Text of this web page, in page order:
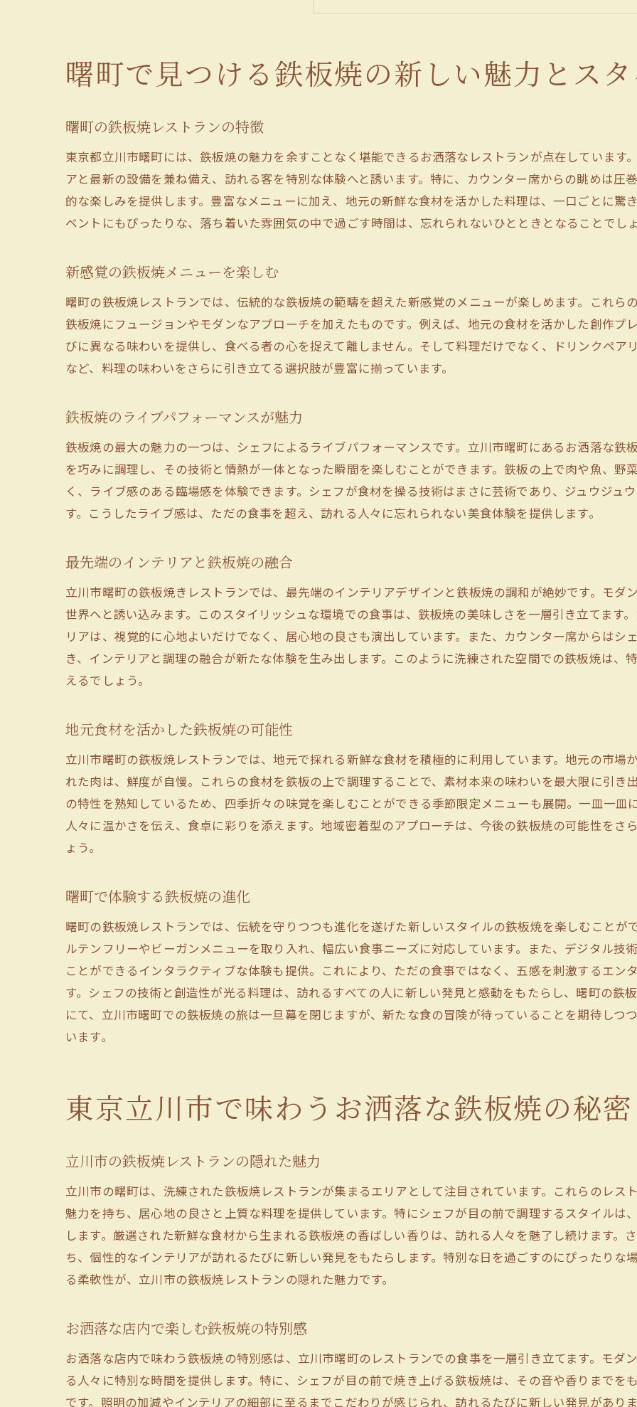
最先端のインテリアと鉄板焼の融合
曙町で体験する鉄板焼の進化
東京立川市で味わうお洒落な鉄板焼の秘密
上質な時間を演出する鉄板焼レストラン
訪れるべき立川市のお洒落鉄板焼スポット
デザイン性の高い鉄板焼レストランの魅力
独自の調理スタイルが生む新しい味
五感で楽しむ立川市の鉄板焼
地元の魅力を引き出す鉄板焼の技
心に残る曙町の鉄板焼ディナー
特別な夜に最適な鉄板焼の魅力
感動を呼ぶ鉄板焼のメニューと演出
鉄板焼で過ごす優雅なディナー体験
立川市で極上の鉄板焼を堪能する方法
立川市の鉄板焼店選びのコツ
知っておきたい鉄板焼の楽しみ方
上質な鉄板焼を立川市で堪能する秘訣
曙町の鉄板焼で特別なひとときを過ごす
記念日に訪れたい鉄板焼レストラン
曙町で過ごす贅沢なディナーの時間
心に残る特別なひとときを鉄板焼で
東京都立川市で鉄板焼の新たな可能性を探る
立川市の鉄板焼界における新潮流
革新的な鉄板焼メニューの開発
立川市の鉄板焼が切り開く新たな地平
素材の真髄を引き出す鉄板焼の技
曙町で究極の鉄板焼メニューを堪能
鉄板焼を通じて感じる曙町の文化
お洒落な曙町で再発見する鉄板焼の魅力
曙町で見つける鉄板焼の新しい魅力とス
曙町の鉄板焼レストランの特徴
東京都立川市曙町には、鉄板焼の魅力を余すことなく堪能できるお洒落なレストランが点在しています
アと最新の設備を兼ね備え、訪れる客を特別な体験へと誘います。特に、カウンター席からの眺めは圧
的な楽しみを提供します。豊富なメニューに加え、地元の新鮮な食材を活かした料理は、一口ごとに驚
ベントにもぴったりな、落ち着いた雰囲気の中で過ごす時間は、忘れられないひとときとなることでし
新感覚の鉄板焼メニューを楽しむ
曙町の鉄板焼レストランでは、伝統的な鉄板焼の範疇を超えた新感覚のメニューが楽しめます。これら
鉄板焼にフュージョンやモダンなアプローチを加えたものです。例えば、地元の食材を活かした創作プ
びに異なる味わいを提供し、食べる者の心を捉えて離しません。そして料理だけでなく、ドリンクペア
など、料理の味わいをさらに引き立てる選択肢が豊富に揃っています。
鉄板焼のライブパフォーマンスが魅力
鉄板焼の最大の魅力の一つは、シェフによるライブパフォーマンスです。立川市曙町にあるお洒落な鉄
を巧みに調理し、その技術と情熱が一体となった瞬間を楽しむことができます。鉄板の上で肉や魚、野
く、ライブ感のある臨場感を体験できます。シェフが食材を操る技術はまさに芸術であり、ジュウジュ
す。こうしたライブ感は、ただの食事を超え、訪れる人々に忘れられない美食体験を提供します。
最先端のインテリアと鉄板焼の融合
立川市曙町の鉄板焼きレストランでは、最先端のインテリアデザインと鉄板焼の調和が絶妙です。モダ
世界へと誘い込みます。このスタイリッシュな環境での食事は、鉄板焼の美味しさを一層引き立てます
リアは、視覚的に心地よいだけでなく、居心地の良さも演出しています。また、カウンター席からはシ
き、インテリアと調理の融合が新たな体験を生み出します。このように洗練された空間での鉄板焼は、
えるでしょう。
地元食材を活かした鉄板焼の可能性
立川市曙町の鉄板焼レストランでは、地元で採れる新鮮な食材を積極的に利用しています。地元の市場
れた肉は、鮮度が自慢。これらの食材を鉄板の上で調理することで、素材本来の味わいを最大限に引き
の特性を熟知しているため、四季折々の味覚を楽しむことができる季節限定メニューも展開。一皿一
人々に温かさを伝え、食卓に彩りを添えます。地域密着型のアプローチは、今後の鉄板焼の可能性をさ
ょう。
曙町で体験する鉄板焼の進化
曙町の鉄板焼レストランでは、伝統を守りつつも進化を遂げた新しいスタイルの鉄板焼を楽しむことが
ルテンフリーやビーガンメニューを取り入れ、幅広い食事ニーズに対応しています。また、デジタル技
ことができるインタラクティブな体験も提供。これにより、ただの食事ではなく、五感を刺激するエン
す。シェフの技術と創造性が光る料理は、訪れるすべての人に新しい発見と感動をもたらし、曙町の鉄
にて、立川市曙町での鉄板焼の旅は一旦幕を閉じますが、新たな食の冒険が待っていることを期待しつ
います。
東京立川市で味わうお洒落な鉄板焼の秘密
立川市の鉄板焼レストランの隠れた魅力
立川市の曙町は、洗練された鉄板焼レストランが集まるエリアとして注目されています。これらのレス
魅力を持ち、居心地の良さと上質な料理を提供しています。特にシェフが目の前で調理するスタイルは
します。厳選された新鮮な食材から生まれる鉄板焼の香ばしい香りは、訪れる人々を魅了し続けます。
ち、個性的なインテリアが訪れるたびに新しい発見をもたらします。特別な日を過ごすのにぴったりな
る柔軟性が、立川市の鉄板焼レストランの隠れた魅力です。
お洒落な店内で楽しむ鉄板焼の特別感
お洒落な店内で味わう鉄板焼の特別感は、立川市曙町のレストランでの食事を一層引き立てます。モダ
る人々に特別な時間を提供します。特に、シェフが目の前で焼き上げる鉄板焼は、その音や香りまでを
です。照明の加減やインテリアの細部に至るまでこだわりが感じられ、訪れるたびに新しい発見があり